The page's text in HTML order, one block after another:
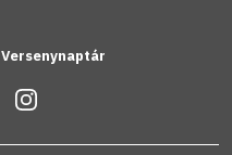
Versenynaptár